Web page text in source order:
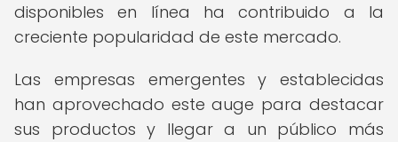
disponibles en línea ha contribuido a la
creciente popularidad de este mercado.
Las empresas emergentes y establecidas
han aprovechado este auge para destacar
sus productos y llegar a un público más